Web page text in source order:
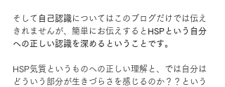
そして 自己認識についてはこのブログだけでは伝え
きれませんが、簡単にお伝えすると HSPという自分
への正しい認識を深めるということです。
HSP気質というものへの正しい理解と、では自分は
どういう部分が生きづらさを感じるのか？？という